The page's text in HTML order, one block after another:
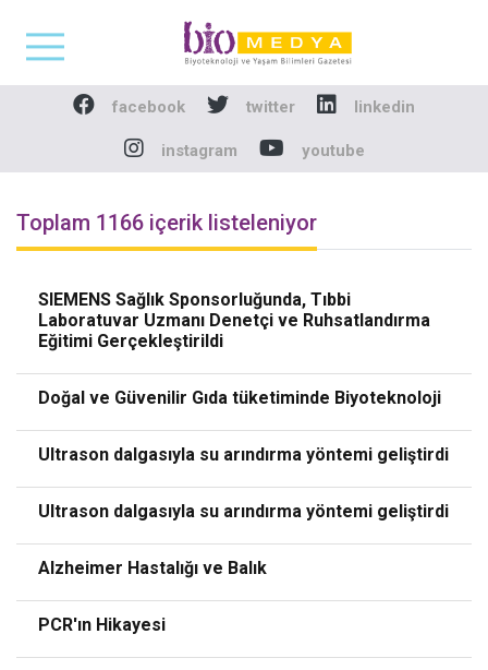
Biomedya -
facebook twitter linkedin
instagram youtube
Toplam 1166 içerik listeleniyor
SIEMENS Sağlık Sponsorluğunda, Tıbbi
Laboratuvar Uzmanı Denetçi ve Ruhsatlandırma
Eğitimi Gerçekleştirildi
Doğal ve Güvenilir Gıda tüketiminde Biyoteknoloji
Ultrason dalgasıyla su arındırma yöntemi geliştirdi
Ultrason dalgasıyla su arındırma yöntemi geliştirdi
Alzheimer Hastalığı ve Balık
PCR'ın Hikayesi